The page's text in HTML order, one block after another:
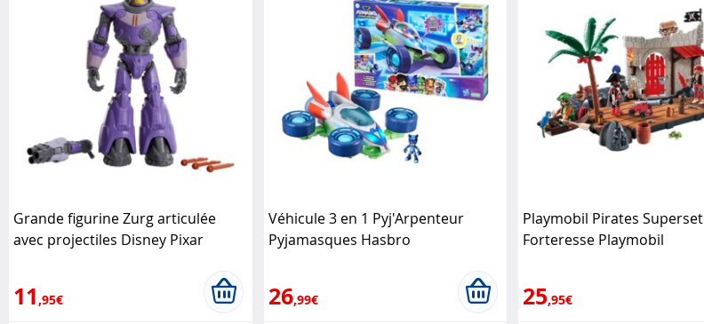
Grande figurine Zurg articulée
avec projectiles Disney Pixar
11 ,95€
Véhicule 3 en 1 Pyj'Arpenteur
Pyjamasques Hasbro
26,99€
Playmobil Pirates Superset
Forteresse Playmobil
25,95€